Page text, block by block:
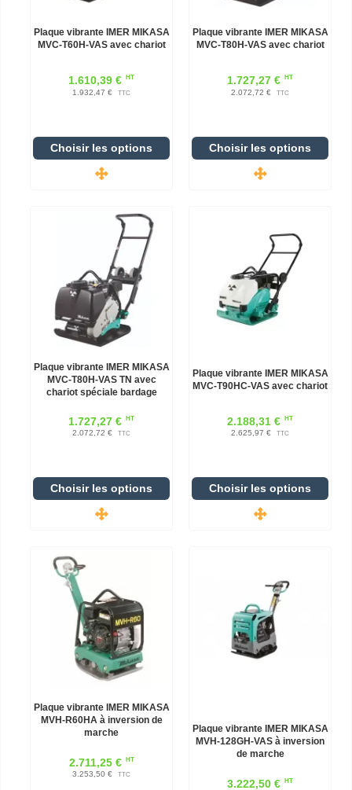
Plaque vibrante IMER MIKASA
MVC-T60H-VAS avec chariot
1.610,39 € HT
1.932,47 € TTC
Choisir les options
Plaque vibrante IMER MIKASA
MVC-T80H-VAS avec chariot
1.727,27 € HT
2.072,72 € TTC
Choisir les options
Plaque vibrante IMER MIKASA
MVC-T80H-VAS TN avec
chariot spéciale bardage
1.727,27 € HT
2.072,72 € TTC
Choisir les options
Plaque vibrante IMER MIKASA
MVC-T90HC-VAS avec chariot
2.188,31 € HT
2.625,97 € TTC
Choisir les options
Plaque vibrante IMER MIKASA
MVH-R60HA à inversion de
marche
2.711,25 € HT
3.253,50 € TTC
Plaque vibrante IMER MIKASA
MVH-128GH-VAS à inversion
de marche
3.222,50 € HT